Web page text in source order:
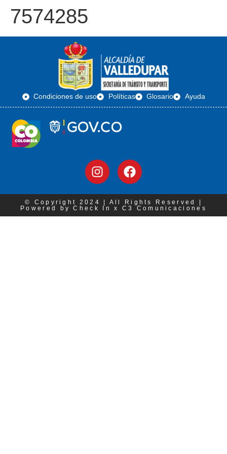
7574285
Condiciones de uso Políticas Glosario Ayuda
© Copyright 2024 | All Rights Reserved |
Powered by Check In x C3 Comunicaciones